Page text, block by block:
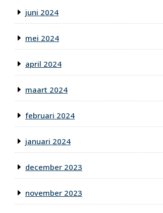
juni 2024
mei 2024
april 2024
maart 2024
februari 2024
januari 2024
december 2023
november 2023